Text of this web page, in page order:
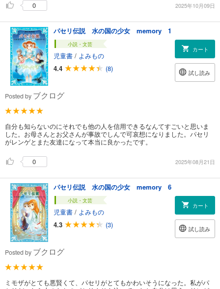
0 2025年10月09日
パセリ伝説 水の国の少女 memory 1
小説・文芸
児童書 / よみもの
4.4
(8)
カート
試し読み
Posted by ブクログ
自分も知らないのにそれでも他の人を信用できるなんてすごいと思いま
した。お母さんとお父さんが事故でしんで可哀想になりました。パセリ
がレンゲとまた友達になって本当に良かったです。
0 2025年08月21日
パセリ伝説 水の国の少女 memory 6
小説・文芸
児童書 / よみもの
4.3
(3)
カート
試し読み
Posted by ブクログ
ミモザがとても悪賢くて、パセリがとてもかわいそうになった。私がパ